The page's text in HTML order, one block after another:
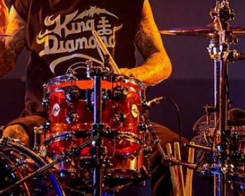
Exklusiv
auf Promiflash
Jobs
runterladen
Team
Richtlinien